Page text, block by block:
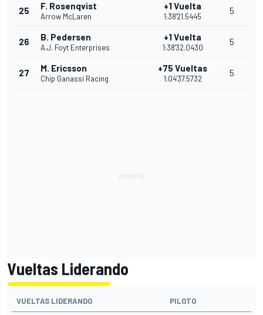
25 F. Rosenqvist
Arrow McLaren
+1 Vuelta
1:38'21.5445
5
26 B. Pedersen
A.J. Foyt Enterprises
+1 Vuelta
1:38'32.0430
5
27 M. Ericsson
Chip Ganassi Racing
+75 Vueltas
1:04'37.5732
5
Vueltas Liderando
VUELTAS LIDERANDO PILOTO